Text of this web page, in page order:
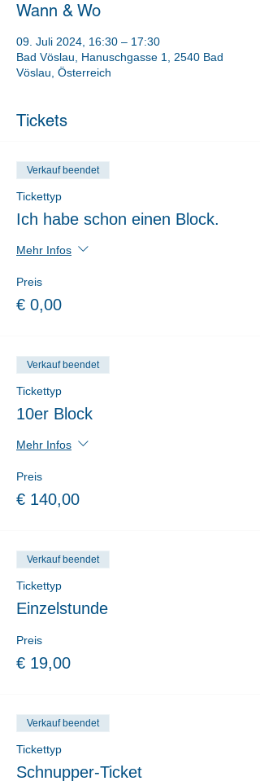
Wann & Wo
09. Juli 2024, 16:30 – 17:30
Bad Vöslau, Hanuschgasse 1, 2540 Bad
Vöslau, Österreich
Tickets
Verkauf beendet
Tickettyp
Ich habe schon einen Block.
Mehr Infos
Preis
€ 0,00
Verkauf beendet
Tickettyp
10er Block
Mehr Infos
Preis
€ 140,00
Verkauf beendet
Tickettyp
Einzelstunde
Preis
€ 19,00
Verkauf beendet
Tickettyp
Schnupper-Ticket